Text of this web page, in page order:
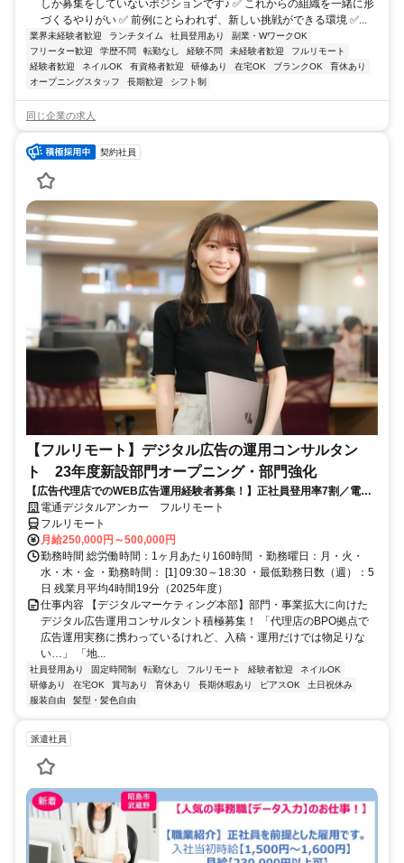
しか募集をしていないポジションです♪ ✅ これからの組織を一緒に形
づくるやりがい ✅ 前例にとらわれず、新しい挑戦ができる環境 ✅...
業界未経験者歓迎 ランチタイム 社員登用あり
副業・WワークOK
フリーター歓迎
学歴不問 転勤なし 経験不問 未経験者歓迎
フルリモート
経験者歓迎
ネイルOK 有資格者歓迎 研修あり 在宅OK ブランクOK
育休あり
オープニングスタッフ
長期歓迎 シフト制
同じ企業の求人
契約社員
【フルリモート】デジタル広告の運用コンサルタン
ト 23年度新設部門オープニング・部門強化
【広告代理店でのWEB広告運用経験者募集！】正社員登用率7割／電通
G／全国×完全在宅／年休126日・土日祝休み／残業月平均4時間19分
電通デジタルアンカー フルリモート
フルリモート
月給250,000円～500,000円
勤務時間 総労働時間：1ヶ月あたり160時間 ・勤務曜日：月・火・
水・木・金 ・勤務時間： [1] 09:30～18:30 ・最低勤務日数（週）：5
日 残業月平均4時間19分（2025年度）
仕事内容 【デジタルマーケティング本部】部門・事業拡大に向けた
デジタル広告運用コンサルタント積極募集！ 「代理店のBPO拠点で
広告運用実務に携わっているけれど、入稿・運用だけでは物足りな
い…」 「地...
社員登用あり 固定時間制 転勤なし フルリモート 経験者歓迎
ネイルOK
研修あり
在宅OK 賞与あり 育休あり 長期休暇あり ピアスOK
土日祝休み
服装自由
髪型・髪色自由
派遣社員